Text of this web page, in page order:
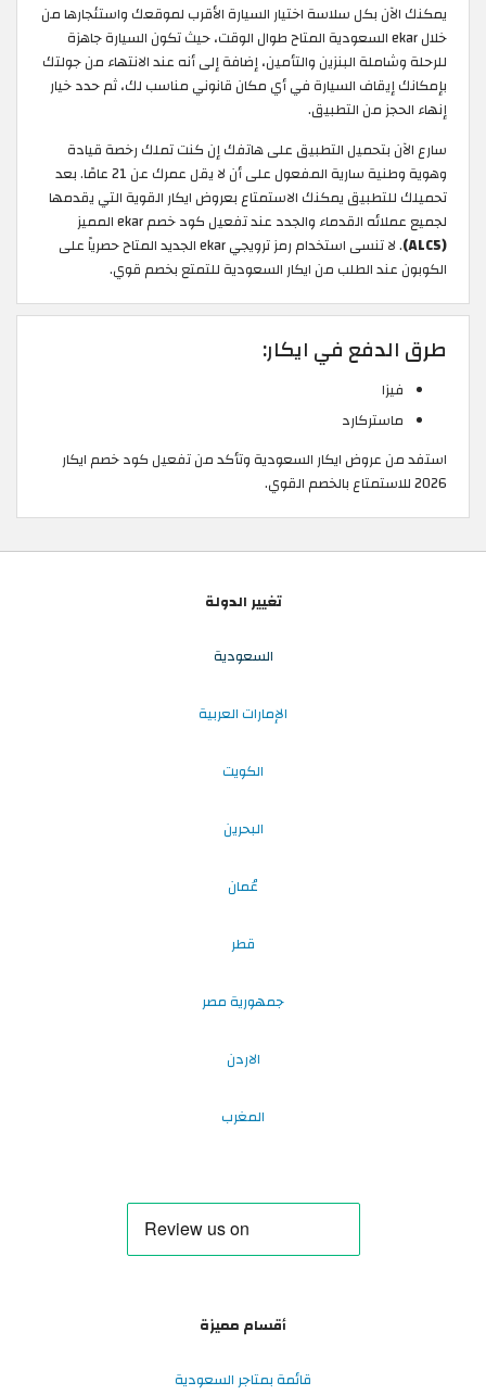
يمكنك الآن بكل سلاسة اختيار السيارة الأقرب لموقعك واستئجارها من
خلال ekar السعودية المتاح طوال الوقت، حيث تكون السيارة جاهزة
للرحلة وشاملة البنزين والتأمين، إضافة إلى أنه عند الانتهاء من جولتك
بإمكانك إيقاف السيارة في أي مكان قانوني مناسب لك، ثم حدد خيار
إنهاء الحجز من التطبيق.
سارع الآن بتحميل التطبيق على هاتفك إن كنت تملك رخصة قيادة
وهوية وطنية سارية المفعول على أن لا يقل عمرك عن 21 عامًا. بعد
تحميلك للتطبيق يمكنك الاستمتاع بعروض ايكار القوية التي يقدمها
لجميع عملائه القدماء والجدد عند تفعيل كود خصم ekar المميز
(ALC5)
. لا تنسى استخدام رمز ترويجي ekar الجديد المتاح حصرياً على
الكوبون عند الطلب من ايكار السعودية للتمتع بخصم قوي. ​
طرق الدفع في ايكار:
فيزا
ماستركارد
استفد من عروض ايكار السعودية وتأكد من تفعيل كود خصم ايكار
2026 للاستمتاع بالخصم القوي.
تغيير الدولة
السعودية
الإمارات العربية
الكويت
البحرين
عُمان
قطر
جمهورية مصر
الاردن
المغرب
أقسام مميزة
قائمة بمتاجر السعودية